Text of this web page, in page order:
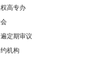
高专办
定期审议
机构